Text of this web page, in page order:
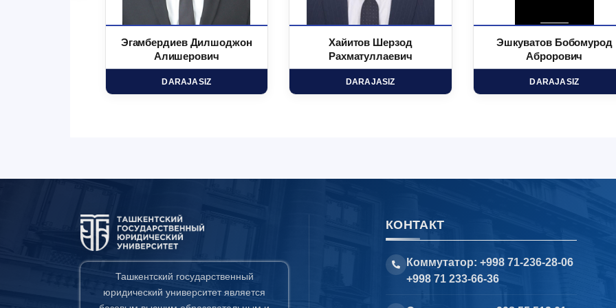
Эгамбердиев Дилшоджон
Алишерович
DARAJASIZ
Хайитов Шерзод
Рахматуллаевич
DARAJASIZ
Эшкуватов Бобомурод
Аброрович
DARAJASIZ
Ташкентский государственный
юридический университет является
КОНТАКТ
Коммутатор: +998 71-236-28-06
+998 71 233-66-36